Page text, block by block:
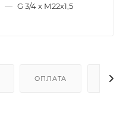
— G 3/4 x М22x1,5
ОПЛАТА